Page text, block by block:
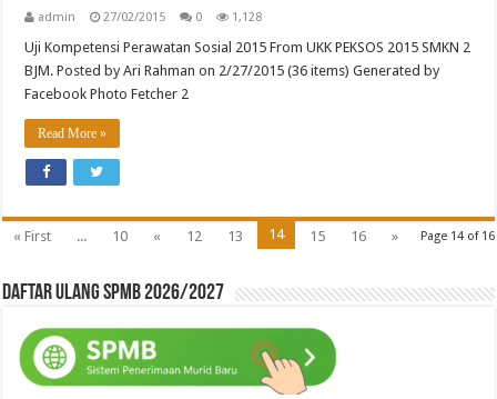
admin 27/02/2015 0 1,128
Uji Kompetensi Perawatan Sosial 2015 From UKK PEKSOS 2015 SMKN 2
BJM. Posted by Ari Rahman on 2/27/2015 (36 items) Generated by
Facebook Photo Fetcher 2
Read More »
Page 14 of 16
« First ... 10 « 12 13 14 15 16 »
Daftar ulang SPMB 2026/2027